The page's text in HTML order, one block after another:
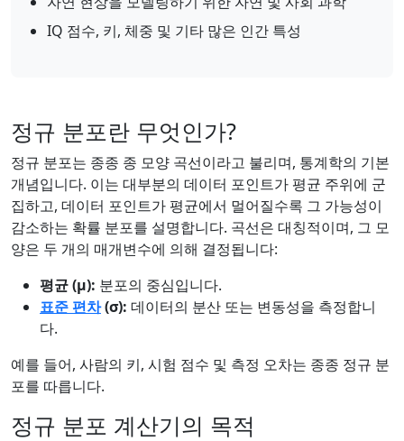
IQ 점수, 키, 체중 및 기타 많은 인간 특성
정규 분포란 무엇인가?
정규 분포는 종종 종 모양 곡선이라고 불리며, 통계학의 기본
개념입니다. 이는 대부분의 데이터 포인트가 평균 주위에 군
집하고, 데이터 포인트가 평균에서 멀어질수록 그 가능성이
감소하는 확률 분포를 설명합니다. 곡선은 대칭적이며, 그 모
양은 두 개의 매개변수에 의해 결정됩니다:
평균 (µ): 분포의 중심입니다.
표준 편차(σ): 데이터의 분산 또는 변동성을 측정합니
다.
예를 들어, 사람의 키, 시험 점수 및 측정 오차는 종종 정규 분
포를 따릅니다.
정규 분포 계산기의 목적